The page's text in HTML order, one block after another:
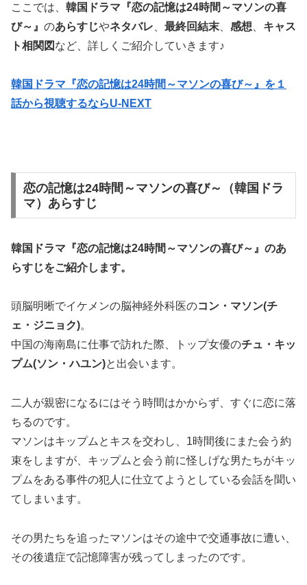
ここでは、 韓国ドラマ『恋の記憶は24時間～マソンの喜
び～』 のあらすじやネタバレ 最終回結末 感想
キャス
ト相関図 など、詳しくご紹介していきます♪
韓国ドラマ『恋の記憶は24時間～マソンの喜び～』を１
話から視聴するならU-NEXT
恋の記憶は24時間～マソンの喜び～（韓国ドラ
マ）あらすじ
韓国ドラマ『恋の記憶は24時間～マソンの喜び～』のあ
らすじをご紹介します。
頭脳明晰でイケメンの脳神経外科医のコン・マソン(チ
ェ・ジニョク)。
中国の海南島に仕事で訪れた際、トップ女優のチュ・キッ
プム(ソン・ハユン)と出会います。
二人が親密になるにはそう時間はかからず、すぐに恋に落
ちるのです。
マソンはキップムとキスを交わし、1時間後にまた会う約
束をしますが、キップムと会う前に怪しげな男たちがキッ
プムをある事件の犯人に仕立てようとしている会話を聞い
てしまいます。
その男たちを追ったマソンはその途中で交通事故に遭い、
その後遺症で記憶障害が残ってしまったのです。